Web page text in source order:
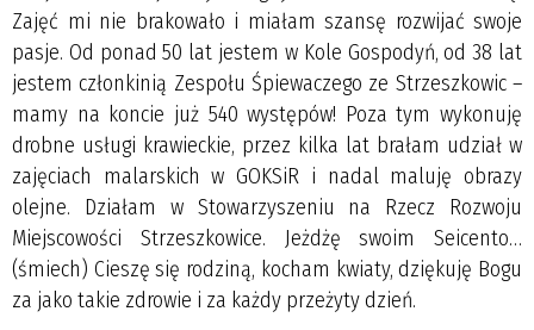
Zajęć mi nie brakowało i miałam szansę rozwijać swoje
pasje. Od ponad 50 lat jestem w Kole Gospodyń, od 38 lat
jestem członkinią Zespołu Śpiewaczego ze Strzeszkowic –
mamy na koncie już 540 występów! Poza tym wykonuję
drobne usługi krawieckie, przez kilka lat brałam udział w
zajęciach malarskich w GOKSiR i nadal maluję obrazy
olejne. Działam w Stowarzyszeniu na Rzecz Rozwoju
Miejscowości Strzeszkowice. Jeżdżę swoim Seicento…
(śmiech) Cieszę się rodziną, kocham kwiaty, dziękuję Bogu
za jako takie zdrowie i za każdy przeżyty dzień.